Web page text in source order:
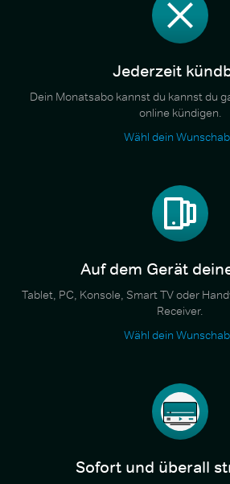
Jederzeit
Dein Monatsabo kannst du kannst du
online kündigen.
Wähl dein
Auf dem Gerät
Tablet, PC, Konsole, Smart TV oder
Receiver.
Wähl dein
Sofort und überall